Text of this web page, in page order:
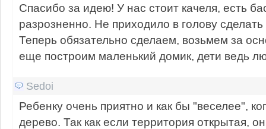
Спасибо за идею! У нас стоит качеля, есть
разрозненно. Не приходило в голову
Теперь обязательно сделаем, возьмем за
еще построим маленький домик, дети ведь
Sedoi
Ребенку очень приятно и как бы "веселее",
дерево. Так как если территория открытая,